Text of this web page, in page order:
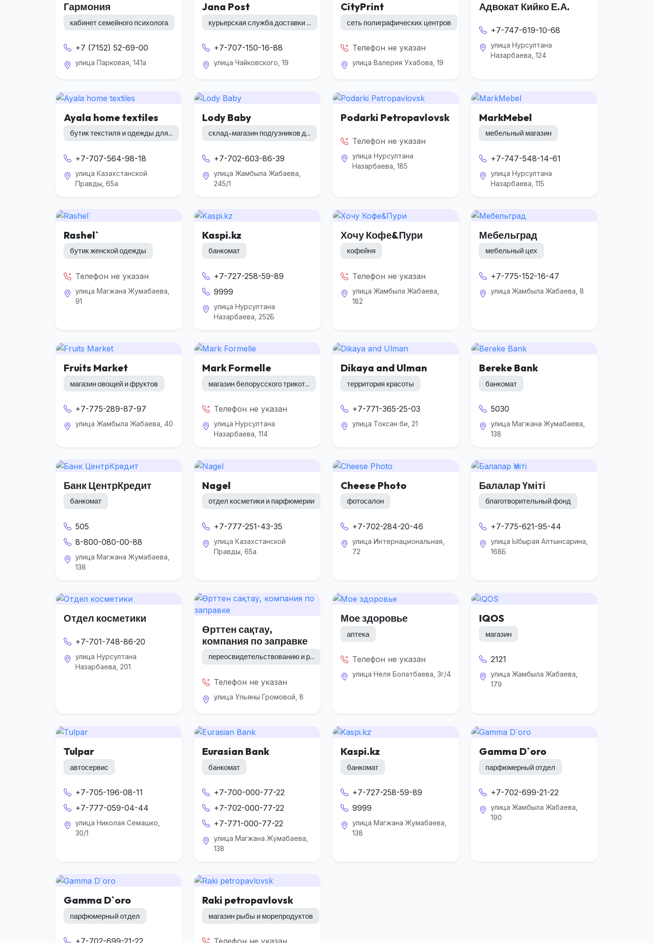
Гармония
кабинет семейного психолога
+7 (7152) 52-69-00
улица Парковая, 141а
Jana Post
курьерская служба доставки ...
+7-707-150-16-88
улица Чайковского, 19
CityPrint
сеть полиграфических центров
Телефон не указан
улица Валерия Ухабова, 19
Адвокат Кийко Е.А.
+7-747-619-10-68
улица Нурсултана
Назарбаева, 124
Ayala home textiles
бутик текстиля и одежды для...
+7-707-564-98-18
улица Казахстанской
Правды, 65а
Lody Baby
склад-магазин подгузников д...
+7-702-603-86-39
улица Жамбыла Жабаева,
245/1
Podarki Petropavlovsk
Телефон не указан
улица Нурсултана
Назарбаева, 185
MarkMebel
мебельный магазин
+7-747-548-14-61
улица Нурсултана
Назарбаева, 115
Rashel`
бутик женской одежды
Телефон не указан
улица Магжана Жумабаева,
91
Kaspi.kz
банкомат
+7-727-258-59-89
9999
улица Нурсултана
Назарбаева, 252Б
Хочу Кофе&Пури
кофейня
Телефон не указан
улица Жамбыла Жабаева,
182
Мебельград
мебельный цех
+7-775-152-16-47
улица Жамбыла Жабаева, 8
Fruits Market
магазин овощей и фруктов
+7-775-289-87-97
улица Жамбыла Жабаева, 40
Mark Formelle
магазин белорусского трикот...
Телефон не указан
улица Нурсултана
Назарбаева, 114
Dikaya and Ulman
территория красоты
+7-771-365-25-03
улица Токсан би, 21
Bereke Bank
банкомат
5030
улица Магжана Жумабаева,
138
Банк ЦентрКредит
банкомат
505
8-800-080-00-88
улица Магжана Жумабаева,
138
Nagel
отдел косметики и парфюмерии
+7-777-251-43-35
улица Казахстанской
Правды, 65а
Cheese Photo
фотосалон
+7-702-284-20-46
улица Интернациональная,
72
Балалар Үміті
благотворительный фонд
+7-775-621-95-44
улица Ыбырая Алтынсарина,
168Б
Отдел косметики
+7-701-748-86-20
улица Нурсултана
Назарбаева, 201
Өрттен сақтау,
компания по заправке
переосвидетельствованию и р...
Телефон не указан
улица Ульяны Громовой, 8
Мое здоровье
аптека
Телефон не указан
улица Неля Болатбаева, 3г/4
IQOS
магазин
2121
улица Жамбыла Жабаева,
179
Tulpar
автосервис
+7-705-196-08-11
+7-777-059-04-44
улица Николая Семашко,
30/1
Eurasian Bank
банкомат
+7-700-000-77-22
+7-702-000-77-22
+7-771-000-77-22
улица Магжана Жумабаева,
138
Kaspi.kz
банкомат
+7-727-258-59-89
9999
улица Магжана Жумабаева,
138
Gamma D`oro
парфюмерный отдел
+7-702-699-21-22
улица Жамбыла Жабаева,
190
Gamma D`oro
парфюмерный отдел
Raki petropavlovsk
магазин рыбы и морепродуктов